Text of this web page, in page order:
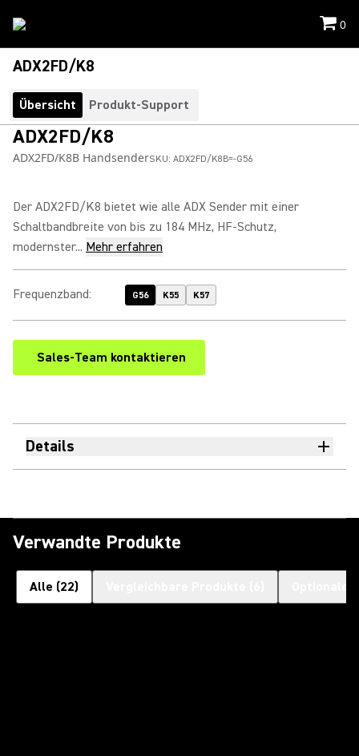
0
ADX2FD/K8
Übersicht Produkt-Support
ADX2FD/K8
ADX2FD/K8B HandsenderSKU: ADX2FD/K8B=-G56
Der ADX2FD/K8 bietet wie alle ADX Sender mit einer
Schaltbandbreite von bis zu 184 MHz, HF-Schutz,
modernster... Mehr erfahren
Frequenzband: G56 K55 K57
Sales-Team kontaktieren
Details
Verwandte Produkte
Alle (22)